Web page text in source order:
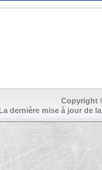
Copyright
La dernière mise à jour de